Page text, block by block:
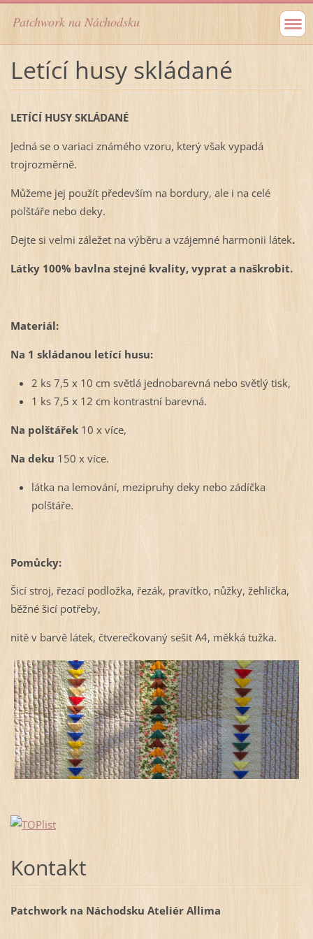
Patchwork na Náchodsku
Letící husy skládané
LETÍCÍ HUSY SKLÁDANÉ
Jedná se o variaci známého vzoru, který však vypadá
trojrozměrně.
Můžeme jej použít především na bordury, ale i na celé
polštáře nebo deky.
Dejte si velmi záležet na výběru a vzájemné harmonii látek.
Látky 100% bavlna stejné kvality, vyprat a naškrobit.
Materiál:
Na 1 skládanou letící husu:
2 ks 7,5 x 10 cm světlá jednobarevná nebo světlý tisk,
1 ks 7,5 x 12 cm kontrastní barevná.
Na polštářek10 x více,
Na deku 150 x více.
látka na lemování, mezipruhy deky nebo zádíčka
polštáře.
Pomůcky:
Šicí stroj, řezací podložka, řezák, pravítko, nůžky, žehlička,
běžné šicí potřeby,
nitě v barvě látek, čtverečkovaný sešit A4, měkká tužka.
Kontakt
Patchwork na Náchodsku Ateliér Allima